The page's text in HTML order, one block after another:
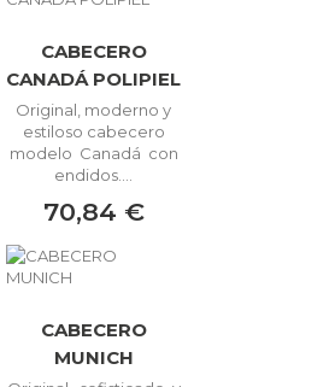
CABECERO
CANADÁ POLIPIEL
Original, moderno y
estiloso cabecero
modelo Canadá con
endidos....
70,84 €
CABECERO
MUNICH